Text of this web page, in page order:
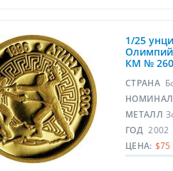
1/25
КМ № 260
СТРАНА
НОМИНАЛ
МЕТАЛЛ
ГОД 2002
ЦЕНА: $75